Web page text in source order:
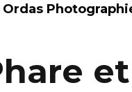
Ordas